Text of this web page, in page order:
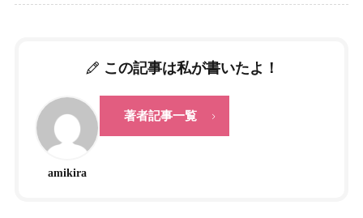
この記事は私が書いたよ！
amikira
著者記事一覧